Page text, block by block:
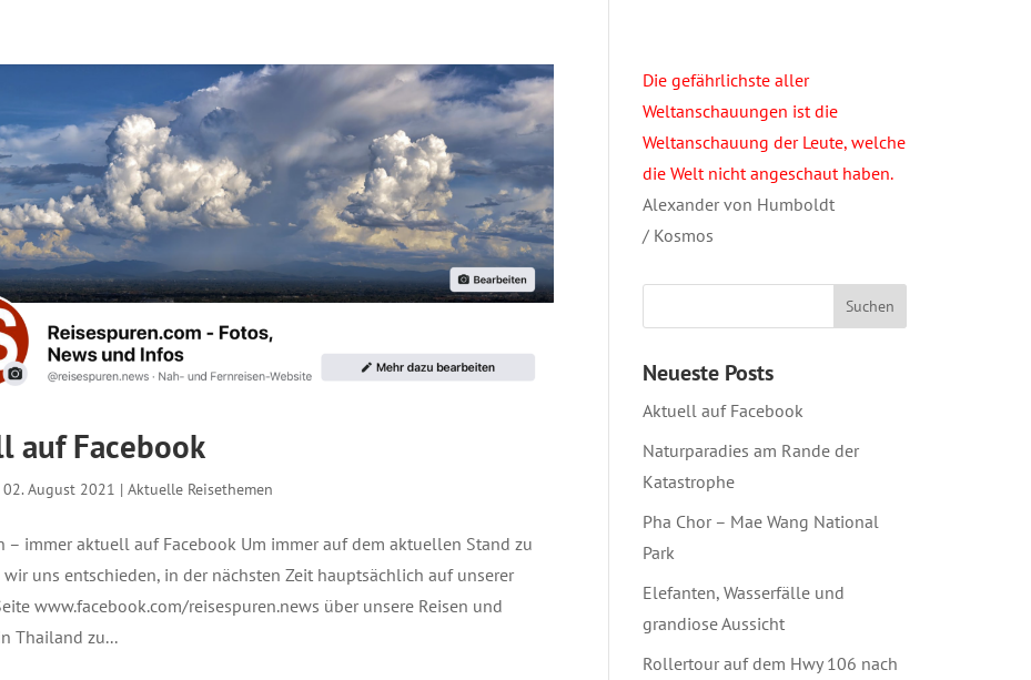
auf Facebook
02. August 2021 | Aktuelle Reisethemen
– immer aktuell auf Facebook Um immer auf dem aktuellen Stand zu
wir uns entschieden, in der nächsten Zeit hauptsächlich auf unserer
www.facebook.com/reisespuren.news über unsere Reisen und
Thailand zu...
Die gefährlichste aller
Weltanschauungen ist die
Weltanschauung der Leute, welche
die Welt nicht angeschaut haben.
Alexander von Humboldt
/ Kosmos
Neueste Posts
Aktuell auf Facebook
Naturparadies am Rande der
Katastrophe
Pha Chor – Mae Wang National
Park
Elefanten, Wasserfälle und
grandiose Aussicht
Rollertour auf dem Hwy 106 nach